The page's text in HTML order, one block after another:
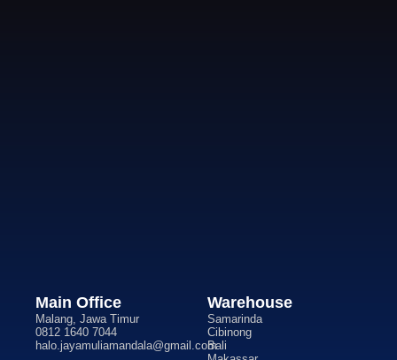
Main Office
Malang, Jawa Timur
0812 1640 7044
halo.jayamuliamandala@gmail.com
Warehouse
Samarinda
Cibinong
Bali